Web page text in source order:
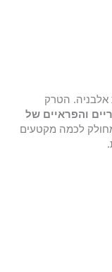
אלבניה. הטרק
והפראיים של
לכמה מקטעים